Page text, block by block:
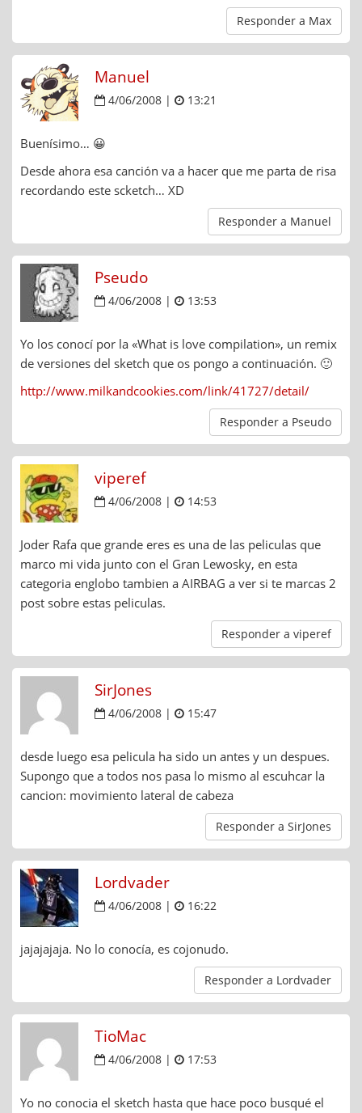
Responder a Max
Manuel
4/06/2008 | 13:21
Buenísimo… 😀
Desde ahora esa canción va a hacer que me parta de risa
recordando este scketch… XD
Responder a Manuel
Pseudo
4/06/2008 | 13:53
Yo los conocí por la «What is love compilation», un remix
de versiones del sketch que os pongo a continuación. 🙂
http://www.milkandcookies.com/link/41727/detail/
Responder a Pseudo
viperef
4/06/2008 | 14:53
Joder Rafa que grande eres es una de las peliculas que
marco mi vida junto con el Gran Lewosky, en esta
categoria englobo tambien a AIRBAG a ver si te marcas 2
post sobre estas peliculas.
Responder a viperef
SirJones
4/06/2008 | 15:47
desde luego esa pelicula ha sido un antes y un despues.
Supongo que a todos nos pasa lo mismo al escuhcar la
cancion: movimiento lateral de cabeza
Responder a SirJones
Lordvader
4/06/2008 | 16:22
jajajajaja. No lo conocía, es cojonudo.
Responder a Lordvader
TioMac
4/06/2008 | 17:53
Yo no conocia el sketch hasta que hace poco busqué el